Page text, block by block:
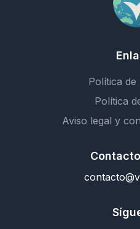
Política de
Política
Aviso legal y